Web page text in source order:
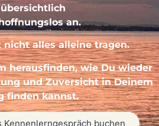
an.
nicht alles alleine tragen.
herausfinden, wie Du wieder
und Zuversicht in Deinem
finden kannst.
buchen